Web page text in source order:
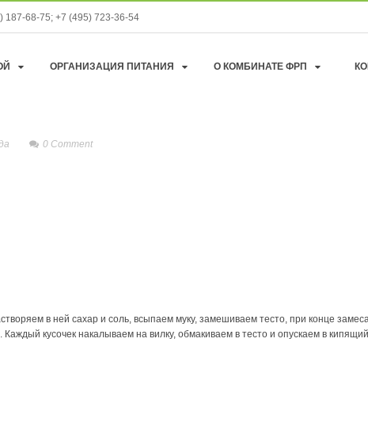
187-68-75; +7 (495) 723-36-54
ОРГАНИЗАЦИЯ ПИТАНИЯ О КОМБИНАТЕ ФРП
0 Comment
в ней сахар и соль, всыпаем муку, замешиваем тесто, при конце
кусочек накалываем на вилку, обмакиваем в тесто и опускаем в